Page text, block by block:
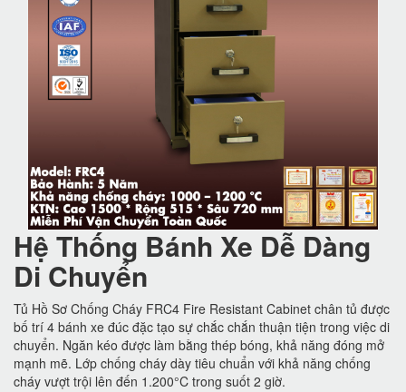
Hệ Thống Bánh Xe Dễ Dàng
Di Chuyển
Tủ Hồ Sơ Chống Cháy FRC4 Fire Resistant Cabinet chân tủ được
bố trí 4 bánh xe đúc đặc tạo sự chắc chắn thuận tiện trong việc di
chuyển. Ngăn kéo được làm bằng thép bóng, khả năng đóng mở
mạnh mẽ. Lớp chống cháy dày tiêu chuẩn với khả năng chống
cháy vượt trội lên đến 1.200°C trong suốt 2 giờ.